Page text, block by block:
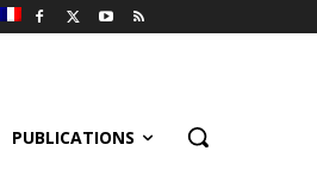
PUBLICATIONS